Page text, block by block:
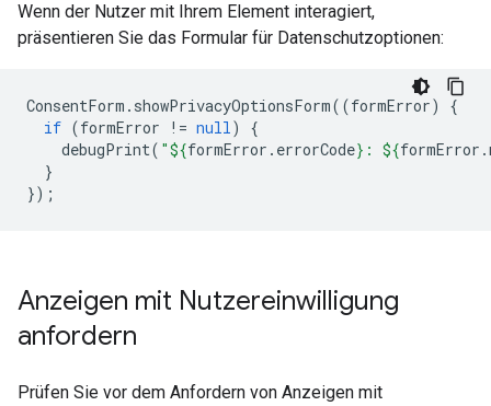
Wenn der Nutzer mit Ihrem Element interagiert,
präsentieren Sie das Formular für Datenschutzoptionen:
ConsentForm . showPrivacyOptionsForm((formError)
{
if (formError != null)
{
debugPrint( "${formError . errorCode} : ${formError .
}
});
Anzeigen mit Nutzereinwilligung
anfordern
Prüfen Sie vor dem Anfordern von Anzeigen mit